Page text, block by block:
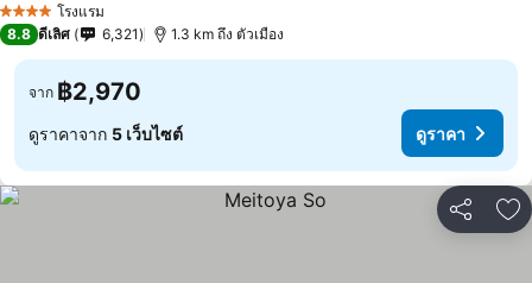
4 ดาว โรงแรม
8.8 ดีเลิศ 6,321 1.3 km ถึง ตัวเมือง
จาก ฿2,970
ดูราคาจาก 5 เว็บไซต์ ดูราคา
แชร์ เ